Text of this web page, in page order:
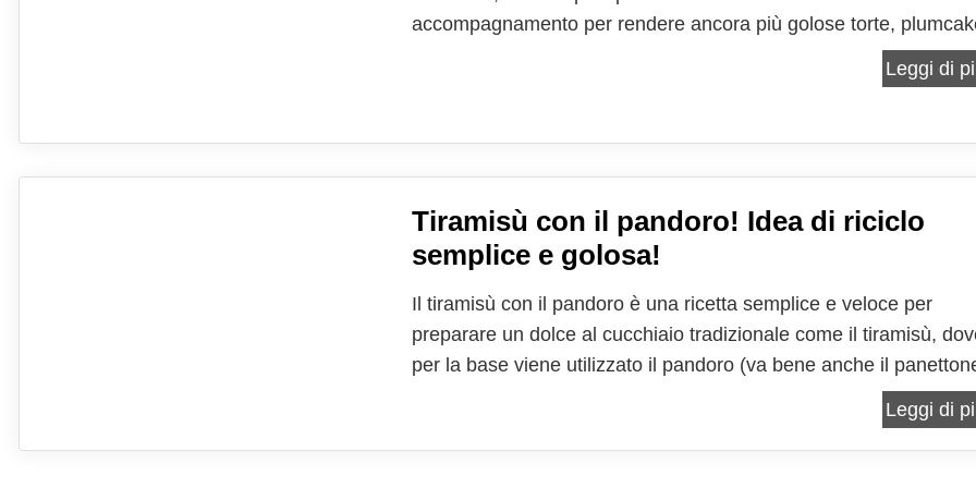
accompagnamento per rendere ancora più golose torte,
pan di spagna, panettone, colomba e tanto altro ancora. Ma in
si può trovare come base per la preparazione di dolci...
Leggi di
Tiramisù con il pandoro! Idea di riciclo
semplice e golosa!
Il tiramisù con il pandoro è una ricetta semplice e veloce per
preparare un dolce al cucchiaio tradizionale come il tiramisù,
per la base viene utilizzato il pandoro (va bene anche il
in sostituzione dei tradizionali savoiardi. Il risultato è
Leggi di